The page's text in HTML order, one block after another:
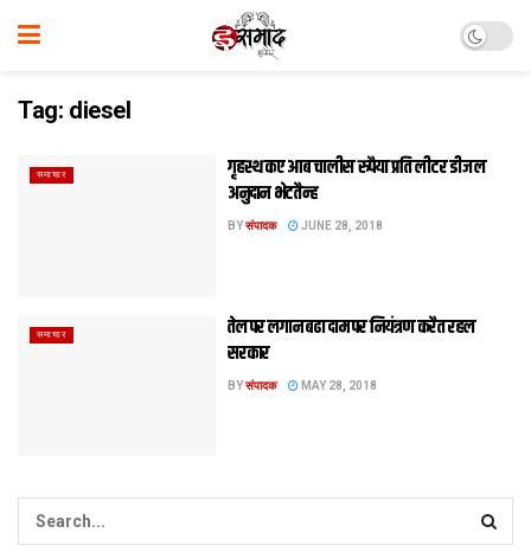
Tag: diesel
समाचार
गृहस्थ कए आब चालीस रुपैया प्रति लीटर डीजल
अनुदान भेटतैन्ह
BYसंपादक JUNE 28, 2018
समाचार
तेल पर लगान बढा दाम पर नियंत्रण करैत रहल
सरकार
BYसंपादक MAY 28, 2018